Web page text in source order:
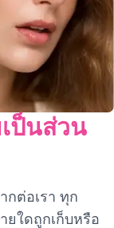
ป็นส่วน
ต่อเรา ทุก
ใดถูกเก็บหรือ